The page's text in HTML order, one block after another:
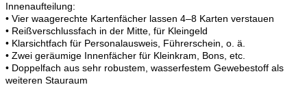
Innenaufteilung:
• Vier waagerechte Kartenfächer lassen 4–8 Karten verstauen
• Reißverschlussfach in der Mitte, für Kleingeld
• Klarsichtfach für Personalausweis, Führerschein, o. ä.
• Zwei geräumige Innenfächer für Kleinkram, Bons, etc.
• Doppelfach aus sehr robustem, wasserfestem Gewebestoff als
weiteren Stauraum